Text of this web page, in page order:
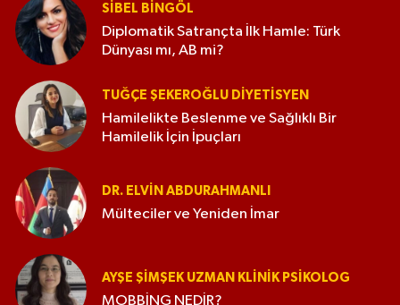
SIBEL BINGÖL
Diplomatik Satrançta İlk Hamle: Türk
Dünyası mı, AB mi?
TUĞÇE ŞEKEROĞLU DIYETISYEN
Hamilelikte Beslenme ve Sağlıklı Bir
Hamilelik İçin İpuçları
DR. ELVIN ABDURAHMANLI
Mülteciler ve Yeniden İmar
AYŞE ŞIMŞEK UZMAN KLINIK PSIKOLOG
MOBBİNG NEDİR?